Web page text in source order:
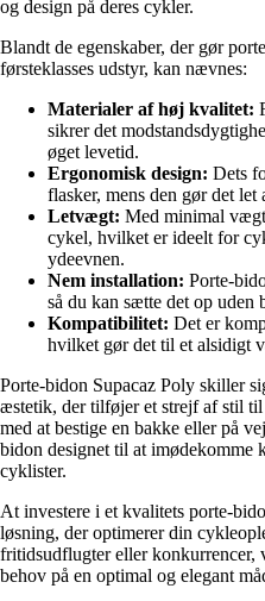
og design på deres cykler.
Blandt de egenskaber, der gør
førsteklasses udstyr, kan nævnes:
Materialer af høj kvalitet:
sikrer det
øget levetid.
Ergonomisk design: Dets
flasker, mens den gør det let
Letvægt: Med minimal
cykel, hvilket er ideelt for
ydeevnen.
Nem installation: Porte-
så du kan sætte det op uden
Kompatibilitet: Det er
hvilket gør det til et alsidigt
Porte-bidon Supacaz Poly skiller
æstetik, der tilføjer et strejf af stil
med at bestige en bakke eller på
bidon designet til at imødekomme
cyklister.
At investere i et kvalitets porte-
løsning, der optimerer din
fritidsudflugter eller konkurrencer,
behov på en optimal og elegant